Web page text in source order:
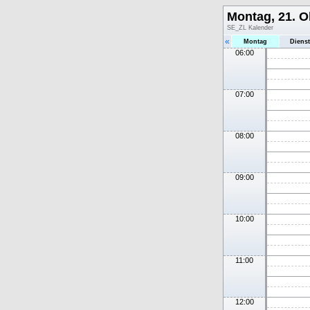
Montag, 21.
SE_ZL Kalender
« Montag
06:00
07:00
08:00
09:00
10:00
11:00
12:00